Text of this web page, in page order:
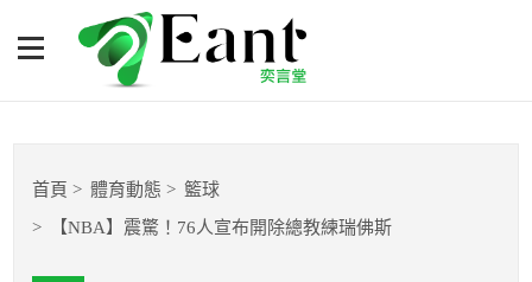
【NBA】震驚！76人宣布開
除總教練瑞佛斯
籃球
首頁 體育動態 籃球
【NBA】震驚！76人宣布開除總教練瑞佛斯